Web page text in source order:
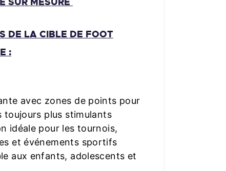
DE LA CIBLE DE FOOT
:
avec zones de points pour
toujours plus stimulants
idéale pour les tournois,
et événements sportifs
aux enfants, adolescents et